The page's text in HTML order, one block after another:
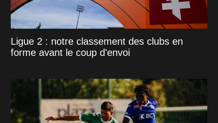
Ligue 2 : notre classement des clubs en
forme avant le coup d'envoi